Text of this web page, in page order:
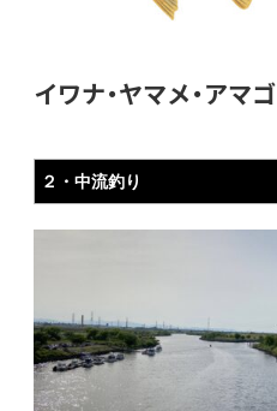
イワナ・ヤマメ・アマゴ
２・中流釣り